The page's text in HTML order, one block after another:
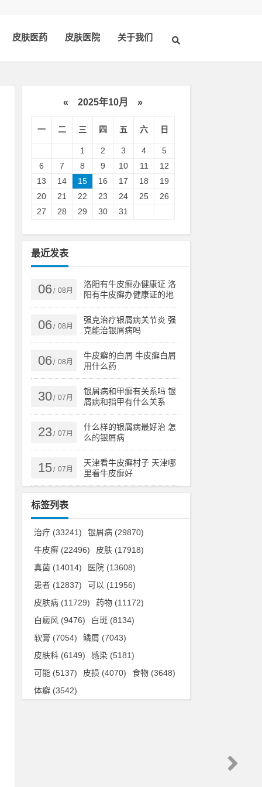
皮肤医药 皮肤医院 关于我们
« 2025年10月 »
一 二 三 四 五 六 日
1 2 3 4
5
6
7 8 9 10 11
12
13
14 15 16 17 18
19
20
21 22 23 24 25
26
27
28 29 30 31
最近发表
06/ 08月
洛阳有牛皮癣办健康证 洛
阳有牛皮癣办健康证的地
方吗
06/ 08月
强克治疗银屑病关节炎 强
克能治银屑病吗
06/ 08月
牛皮癣的白屑 牛皮癣白屑
用什么药
30/ 07月
银屑病和甲癣有关系吗 银
屑病和指甲有什么关系
23/ 07月
什么样的银屑病最好治 怎
么的银屑病
15/ 07月
天津看牛皮癣村子 天津哪
里看牛皮癣好
标签列表
治疗 (33241) 银屑病 (29870)
牛皮癣 (22496) 皮肤 (17918)
真菌 (14014) 医院 (13608)
患者 (12837) 可以 (11956)
皮肤病 (11729) 药物 (11172)
白癜风 (9476) 白斑 (8134)
软膏 (7054) 鳞屑 (7043)
皮肤科 (6149) 感染 (5181)
可能 (5137) 皮损 (4070) 食物 (3648)
体癣 (3542)